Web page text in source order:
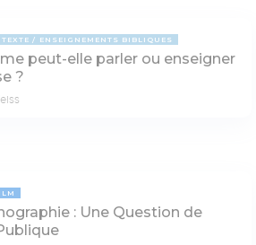
ENSEIGNEMENTS BIBLIQUES
peut-elle parler ou enseigner
?
: Une Question de